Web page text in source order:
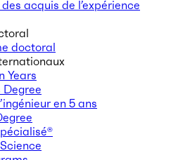
acquis de l’expérience
doctoral
Years
Degree
en 5 ans